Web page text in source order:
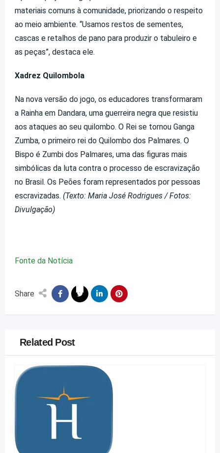
materiais comuns à comunidade, priorizando o respeito
ao meio ambiente. “Usamos restos de sementes,
cascas e retalhos de pano para produzir o tabuleiro e
as peças”, destaca ele.
Xadrez Quilombola
Na nova versão do jogo, os educadores transformaram
a Rainha em Dandara, uma guerreira negra que resistiu
aos ataques ao seu quilombo. O Rei se tornou Ganga
Zumba, o primeiro rei do Quilombo dos Palmares. O
Bispo é Zumbi dos Palmares, uma das figuras mais
simbólicas da luta contra o processo de escravização
no Brasil. Os Peões foram representados por pessoas
escravizadas. (Texto: Maria José Rodrigues / Fotos:
Divulgação)
Fonte da Notícia
Share
Related Post